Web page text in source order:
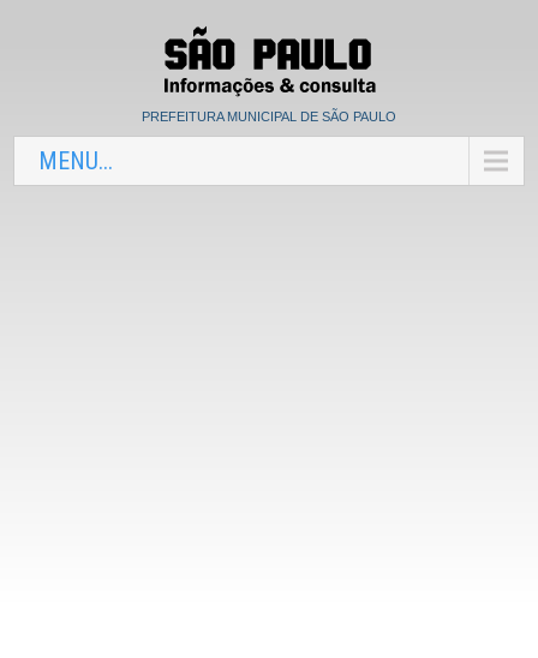
PREFEITURA MUNICIPAL DE SÃO PAULO
MENU...